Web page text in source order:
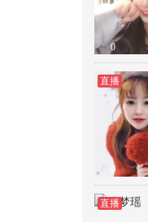
0
直播
0
直播